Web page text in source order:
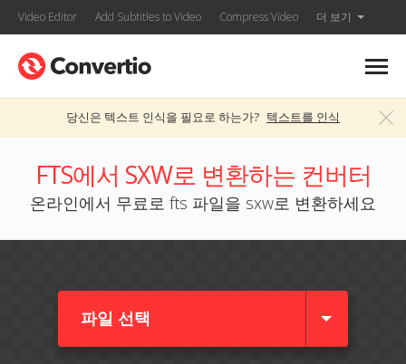
Video Editor Add Subtitles to Video Compress Video 더 보기
당신은 텍스트 인식을 필요로 하는가? 텍스트를 인식
FTS에서 SXW로 변환하는 컨버터
온라인에서 무료로 fts 파일을 sxw로 변환하세요
파일 선택